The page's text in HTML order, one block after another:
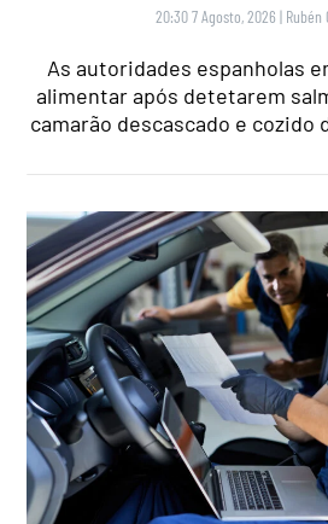
20:30 7 Agosto, 2026 | Rubén
As autoridades espanholas
alimentar após detetarem
camarão descascado e cozido